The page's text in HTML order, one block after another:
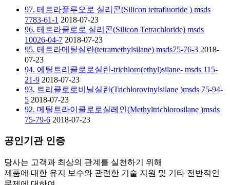
97. 테트라플루오로 실리콘(Silicon tetrafluoride ) msds
7783-61-1 2018-07-23
96. 테트라클로로 실리콘(Silicon Tetrachloride) msds
10026-04-7 2018-07-23
95. 테트라메틸실란(tetramethylsilane) msds75-76-3 2018-
07-23
94. 에틸트리클로로실란-trichloro(ethyl)silane- msds 115-
21-9 2018-07-23
93. 트리클로로비닐실란(Trichlorovinylsilane )msds 75-94-
5 2018-07-23
92. 메틸트라이클로로실레인(Methyltrichlorosilane )msds
75-79-6 2018-07-23
공인기관인증
당사는 고객과 최상의 관계를 실천하기 위해
제품에 대한 유지 보수와 관련한 기술 지원 및 기타 전반적인